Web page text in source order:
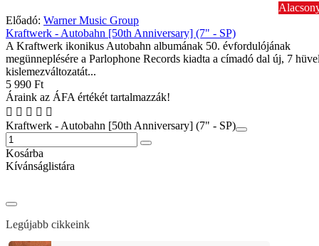
Előadó: Warner Music Group
Kraftwerk - Autobahn [50th Anniversary] (7" - SP)
A Kraftwerk ikonikus Autobahn albumának 50. évfordulójának
megünneplésére a Parlophone Records kiadta a címadó dal új, 7
kislemezváltozatát...
5 990 Ft
Áraink az ÁFA értékét tartalmazzák!
Kraftwerk - Autobahn [50th Anniversary] (7" - SP)
Kosárba
Kívánságlistára
Legújabb cikkeink